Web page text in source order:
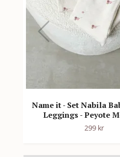
Name it - Set Nabila
Leggings - Peyote
299 kr